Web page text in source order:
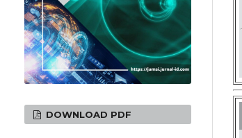
DOWNLOAD PDF